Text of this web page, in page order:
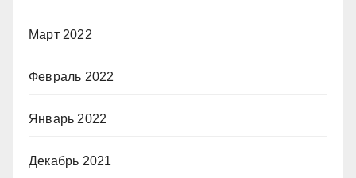
Март 2022
Февраль 2022
Январь 2022
Декабрь 2021